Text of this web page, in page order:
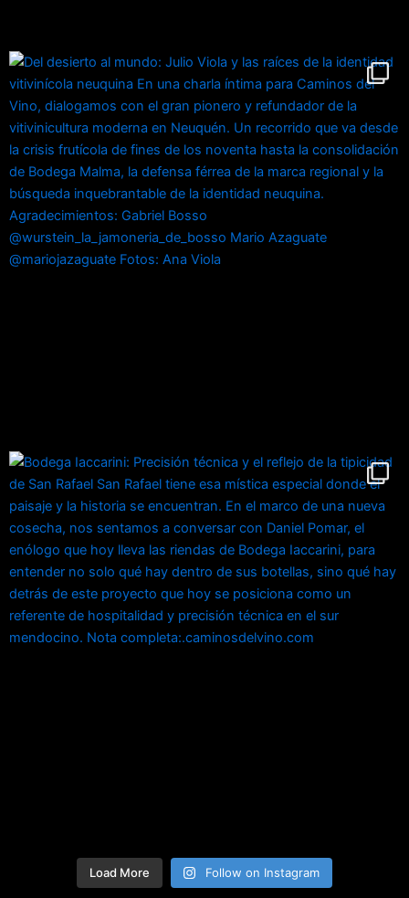
Load More Follow on Instagram